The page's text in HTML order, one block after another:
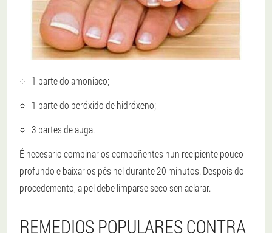
1 parte do amoníaco;
1 parte do peróxido de hidróxeno;
3 partes de auga.
É necesario combinar os compoñentes nun recipiente pouco
profundo e baixar os pés nel durante 20 minutos. Despois do
procedemento, a pel debe limparse seco sen aclarar.
REMEDIOS POPULARES CONTRA